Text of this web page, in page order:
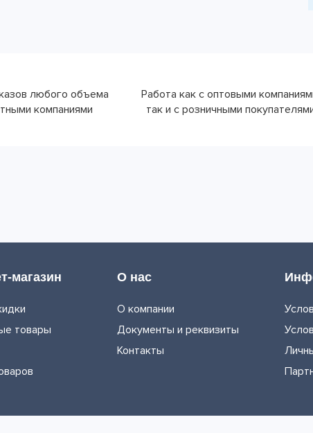
любого объема
компаниями
Работа как с оптовыми
так и с розничными
магазин
товары
О нас
О компании
Документы и реквизиты
Контакты